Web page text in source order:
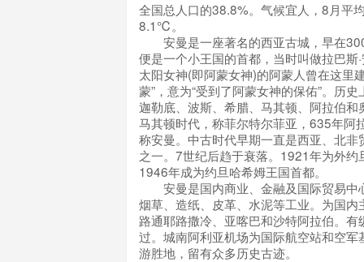
全国总人口的38.8%。气候宜人，8月
8.1℃。
安曼是一座著名的西亚古城，早在
便是一个小王国的首都，当时叫做拉巴斯
太阳女神(即阿蒙女神)的阿蒙人曾在这里
蒙”，意为“受到了阿蒙女神的保佑”。历
迦勒底、波斯、希腊、马其顿、阿拉伯和
马其顿时代，称菲尔特尔菲亚，635年阿
称安曼。中古时代早期一直是西亚、北非
之一。7世纪后趋于衰落。1921年为外约
1946年成为约旦哈希姆王国首都。
安曼是国内商业、金融及国际贸易中
烟草、造纸、皮革、水泥等工业。为国内
路通耶路撒冷、亚喀巴和沙特阿拉伯。有
过。城南阿利亚机场为国际航空站和空军
游胜地，留有众多历史古迹。